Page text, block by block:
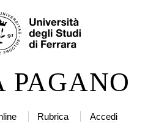
PAGANO
Rubrica Accedi